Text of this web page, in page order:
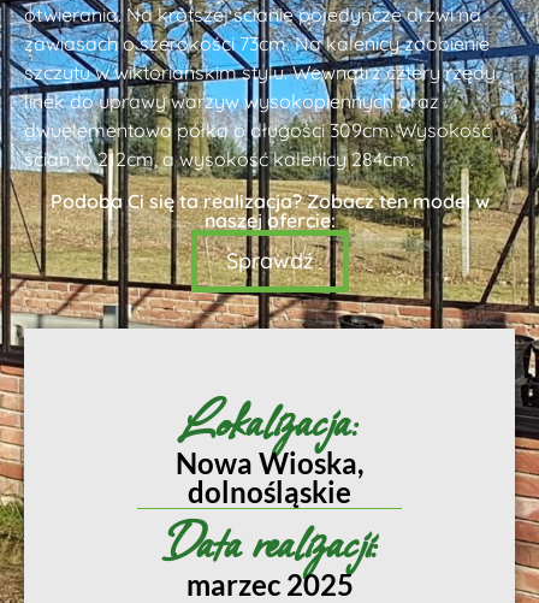
otwierania. Na krótszej ścianie pojedyncze drzwi na
zawiasach o szerokości 73cm. Na kalenicy zdobienie
szczytu w wiktoriańskim stylu. Wewnątrz cztery rzędy
linek do uprawy warzyw wysokopiennych oraz
dwuelementowa półka o długości 309cm. Wysokość
ścian to 212cm, a wysokość kalenicy 284cm.
Podoba Ci się ta realizacja? Zobacz ten model w
naszej ofercie:
Sprawdź
Lokalizacja:
Nowa Wioska,
dolnośląskie
Data realizacji:
marzec 2025